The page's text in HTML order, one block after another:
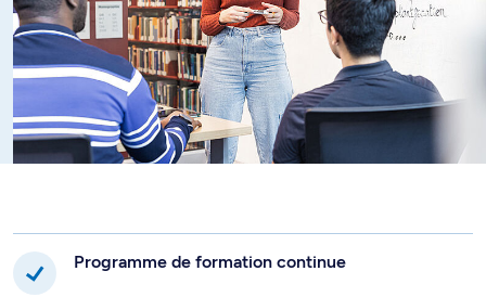
Programme de formation continue